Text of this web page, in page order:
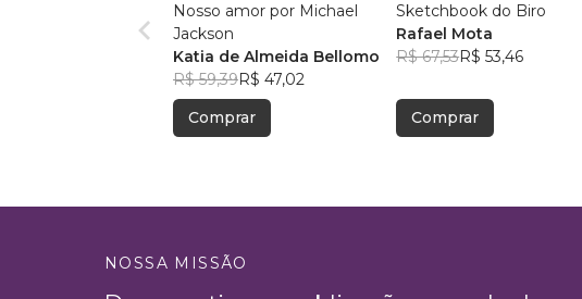
Nosso amor por Michael
Jackson
Katia de Almeida Bellomo
R$ 59,39R$ 47,02
Comprar
Sketchbook do Biro
Rafael Mota
R$ 67,53R$ 53,46
Comprar
NOSSA MISSÃO